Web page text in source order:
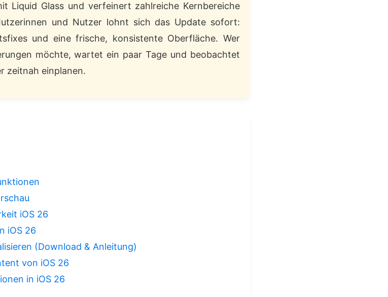
Liquid Glass und verfeinert zahlreiche Kernbereiche
und Nutzer lohnt sich das Update sofort:
und eine frische, konsistente Oberfläche. Wer
möchte, wartet ein paar Tage und beobachtet
zeitnah einplanen.
iOS 26
iOS 26
(Download & Anleitung)
von iOS 26
in iOS 26